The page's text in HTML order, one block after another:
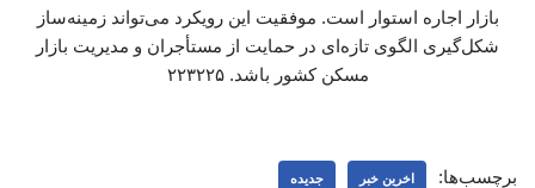
بازار اجاره استوار است. موفقیت این رویکرد می‌تواند زمینه‌ساز
شکل‌گیری الگوی تازه‌ای در حمایت از مستأجران و مدیریت بازار
مسکن کشور باشد. ۲۲۳۲۲۵
برچسب‌ها: اخرین خبر جدیده